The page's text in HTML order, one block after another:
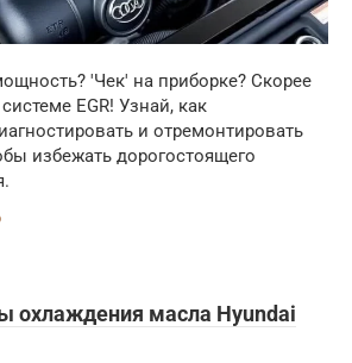
'Чек' на приборке? Скорее
EGR! Узнай, как
и отремонтировать
избежать дорогостоящего
охлаждения масла Hyundai